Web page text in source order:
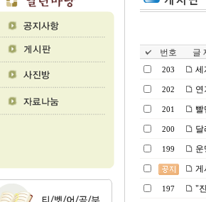
번호 글
203 세
202 연
201 빨
200 달
199 운
게
197 "